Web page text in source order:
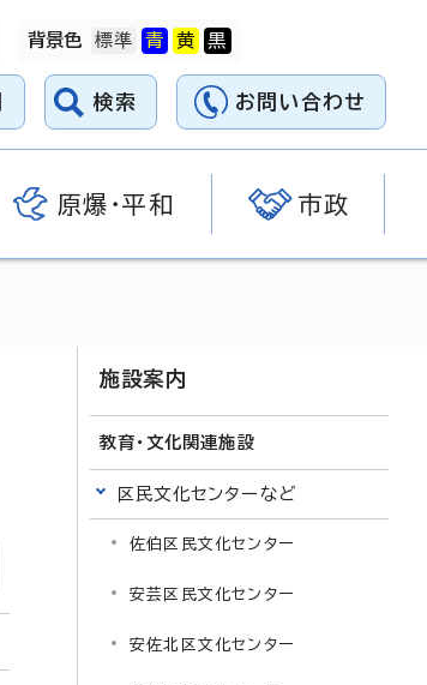
背景色
検索 お問い合わせ
原爆・平和 市政
施設案内
教育・文化関連施設
区民文化センターなど
佐伯区民文化センター
安芸区民文化センター
安佐北区文化センター